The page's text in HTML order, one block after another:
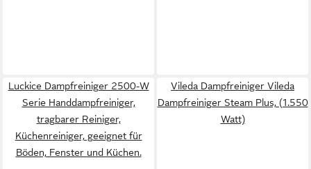
Luckice Dampfreiniger 2500-W
Serie Handdampfreiniger,
tragbarer Reiniger,
Küchenreiniger, geeignet für
Böden, Fenster und Küchen.
Vileda Dampfreiniger Vileda
Dampfreiniger Steam Plus, (1.550
Watt)